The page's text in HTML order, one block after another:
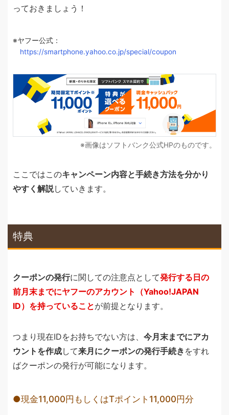
っておきましょう！
ヤフー公式：
https://smartphone.yahoo.co.jp/special/coupon
画像はソフトバンク公式HPのものです。
ここではこのキャンペーン内容と手続き方法を分かり
やすく解説していきます。
特典
クーポンの発行に関しての注意点として発行する日の
前月末までにヤフーのアカウント（Yahoo!JAPAN
ID）を持っていることが前提となります。
つまり現在IDをお持ちでない方は、 今月末までにアカ
ウントを作成して来月にクーポンの発行手続き をすれ
ばクーポンの発行が可能になります。
現金11,000円もしくはTポイント11,000円分